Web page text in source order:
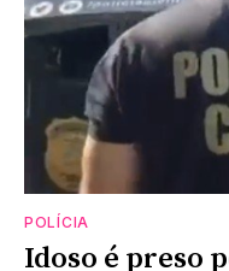
POLÍCIA
Idoso é preso